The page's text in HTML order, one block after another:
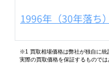
1996年（30年落ち）
※1 買取相場価格は弊社が独自に統
実際の買取価格を保証するものでは